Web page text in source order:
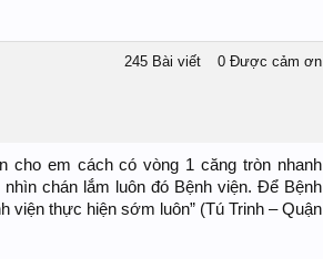
245 Bài viết 0 Được cảm ơn
cho em cách có vòng 1 căng tròn nhanh
chán lắm luôn đó Bệnh viện. Để Bệnh
viện thực hiện sớm luôn” (Tú Trinh – Quận